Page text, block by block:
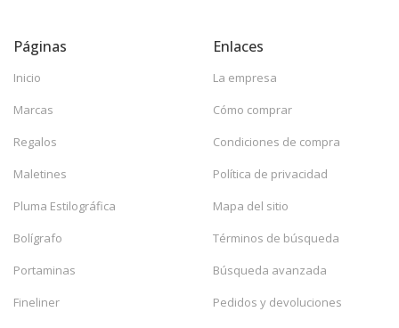
Páginas
Inicio
Marcas
Regalos
Maletines
Pluma Estilográfica
Bolígrafo
Portaminas
Fineliner
Enlaces
La empresa
Cómo comprar
Condiciones de compra
Política de privacidad
Mapa del sitio
Términos de búsqueda
Búsqueda avanzada
Pedidos y devoluciones